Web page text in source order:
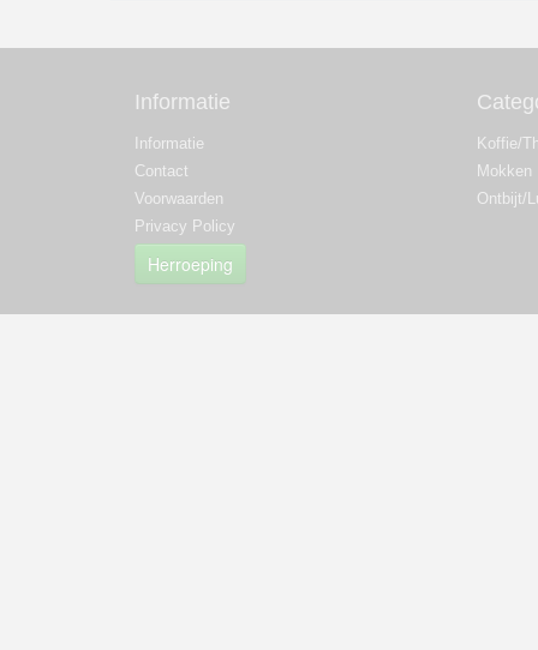
Informatie
Informatie
Contact
Voorwaarden
Privacy Policy
Herroeping
Koffie/
Mokken
Ontbijt/